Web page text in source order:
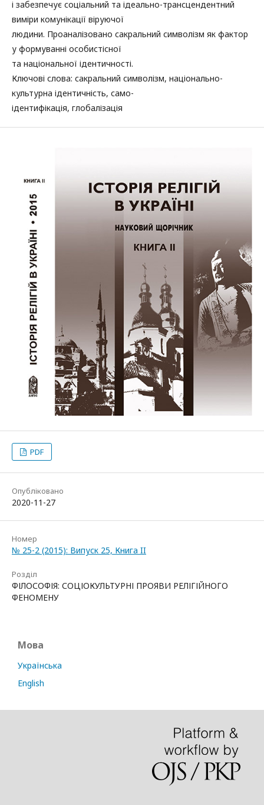
і забезпечує соціальний та ідеально-трансцендентний
виміри комунікації віруючої
людини. Проаналізовано сакральний символізм як фактор
у формуванні особистісної
та національної ідентичності.
Ключові слова: сакральний символізм, національно-
культурна ідентичність, само-
ідентифікація, глобалізація
PDF
Опубліковано
2020-11-27
Номер
№ 25-2 (2015): Випуск 25, Книга II
Розділ
ФІЛОСОФІЯ: СОЦІОКУЛЬТУРНІ ПРОЯВИ РЕЛІГІЙНОГО
ФЕНОМЕНУ
Мова
Українська
English